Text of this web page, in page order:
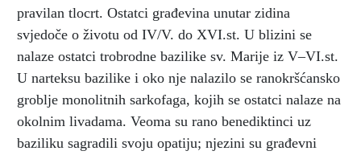
pravilan tlocrt. Ostatci građevina unutar zidina
svjedoče o životu od IV/V. do XVI.st. U blizini se
nalaze ostatci trobrodne bazilike sv. Marije iz V–VI.st.
U narteksu bazilike i oko nje nalazilo se ranokršćansko
groblje monolitnih sarkofaga, kojih se ostatci nalaze na
okolnim livadama. Veoma su rano benediktinci uz
baziliku sagradili svoju opatiju; njezini su građevni